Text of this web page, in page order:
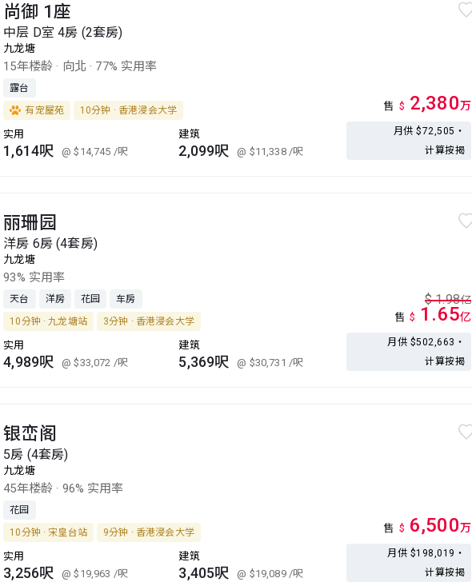
尚御 1座
中层 D室 4房 (2套房)
九龙塘
15年楼龄 · 向北 · 77% 实用率
露台
有宠屋苑 10分钟 · 香港浸会大学
实用
1,614呎 @ $14,745 /呎
建筑
2,099呎 @ $11,338 /呎
售 $ 2,380万
月供 $72,505・
计算按揭
丽珊园
洋房 6房 (4套房)
九龙塘
93% 实用率
天台 洋房 花园 车房
10分钟 · 九龙塘站 3分钟 · 香港浸会大学
实用
4,989呎 @ $33,072 /呎
建筑
5,369呎 @ $30,731 /呎
$ 1.98亿
售 $ 1.65亿
月供 $502,663・
计算按揭
银峦阁
5房 (4套房)
九龙塘
45年楼龄 · 96% 实用率
花园
10分钟 · 宋皇台站 9分钟 · 香港浸会大学
实用
3,256呎 @ $19,963 /呎
建筑
3,405呎 @ $19,089 /呎
售 $ 6,500万
月供 $198,019・
计算按揭